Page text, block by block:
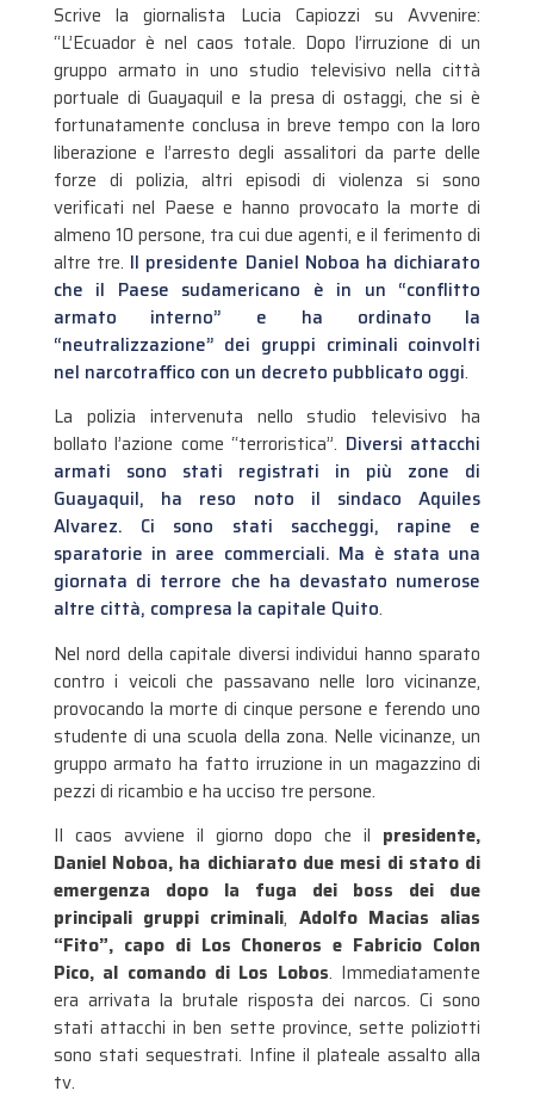
Scrive la giornalista Lucia Capiozzi su Avvenire:
“L’Ecuador è nel caos totale. Dopo l’irruzione di un
gruppo armato in uno studio televisivo nella città
portuale di Guayaquil e la presa di ostaggi, che si è
fortunatamente conclusa in breve tempo con la loro
liberazione e l’arresto degli assalitori da parte delle
forze di polizia, altri episodi di violenza si sono
verificati nel Paese e hanno provocato la morte di
almeno 10 persone, tra cui due agenti, e il ferimento di
altre tre. Il presidente Daniel Noboa ha dichiarato
che il Paese sudamericano è in un “conflitto
armato interno” e ha ordinato la
“neutralizzazione” dei gruppi criminali coinvolti
nel narcotraffico con un decreto pubblicato oggi.
La polizia intervenuta nello studio televisivo ha
bollato l’azione come “terroristica”. Diversi attacchi
armati sono stati registrati in più zone di
Guayaquil, ha reso noto il sindaco Aquiles
Alvarez. Ci sono stati saccheggi, rapine e
sparatorie in aree commerciali. Ma è stata una
giornata di terrore che ha devastato numerose
altre città, compresa la capitale Quito.
Nel nord della capitale diversi individui hanno sparato
contro i veicoli che passavano nelle loro vicinanze,
provocando la morte di cinque persone e ferendo uno
studente di una scuola della zona. Nelle vicinanze, un
gruppo armato ha fatto irruzione in un magazzino di
pezzi di ricambio e ha ucciso tre persone.
Il caos avviene il giorno dopo che il presidente,
Daniel Noboa, ha dichiarato due mesi di stato di
emergenza dopo la fuga dei boss dei due
principali gruppi criminali, Adolfo Macias alias
“Fito”, capo di Los Choneros e Fabricio Colon
Pico, al comando di Los Lobos. Immediatamente
era arrivata la brutale risposta dei narcos. Ci sono
stati attacchi in ben sette province, sette poliziotti
sono stati sequestrati. Infine il plateale assalto alla
tv.